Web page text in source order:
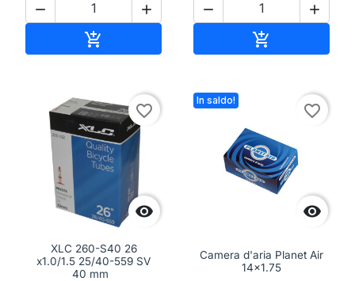
 

 


favorite_border
XLC 260-S40 26
x1.0/1.5 25/40-559 SV
40 mm
In saldo!

favorite_border
Camera d'aria Planet Air
14x1.75